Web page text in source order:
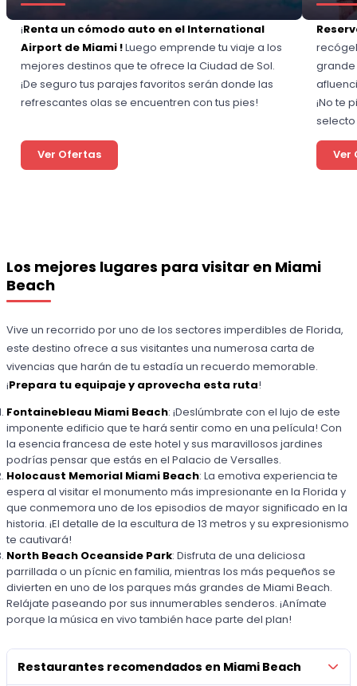
¡Renta un cómodo auto en el International
Airport de Miami !Luego emprende tu viaje a los
mejores destinos que te ofrece la Ciudad de Sol.
¡De seguro tus parajes favoritos serán donde las
refrescantes olas se encuentren con tus pies!
Ver Ofertas
grande
¡No te
Ver
Los mejores lugares para visitar en Miami
Beach
Vive un recorrido por uno de los sectores imperdibles de Florida,
este destino ofrece a sus visitantes una numerosa carta de
vivencias que harán de tu estadía un recuerdo memorable.
¡Prepara tu equipaje y aprovecha esta ruta!
Fontainebleau Miami Beach: ¡Deslúmbrate con el lujo de este
imponente edificio que te hará sentir como en una película! Con
la esencia francesa de este hotel y sus maravillosos jardines
podrías pensar que estás en el Palacio de Versalles.
Holocaust Memorial Miami Beach: La emotiva experiencia te
espera al visitar el monumento más impresionante en la Florida y
que conmemora uno de los episodios de mayor significado en la
historia. ¡El detalle de la escultura de 13 metros y su expresionismo
te cautivará!
North Beach Oceanside Park: Disfruta de una deliciosa
parrillada o un pícnic en familia, mientras los más pequeños se
divierten en uno de los parques más grandes de Miami Beach.
Relájate paseando por sus innumerables senderos. ¡Anímate
porque la música en vivo también hace parte del plan!
Restaurantes recomendados en Miami Beach